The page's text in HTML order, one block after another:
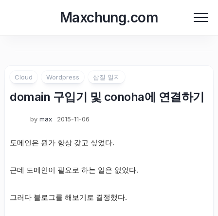
Maxchung.com
Cloud Wordpress 삽질 일지
domain 구입기 및 conoha에 연결하기
by max 2015-11-06
도메인은 뭔가 항상 갖고 싶었다.
근데 도메인이 필요로 하는 일은 없었다.
그러다 블로그를 해보기로 결정했다.